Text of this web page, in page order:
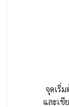
จุดเริ่
และเขี